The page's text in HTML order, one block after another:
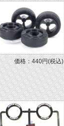
価格：440円(税込)